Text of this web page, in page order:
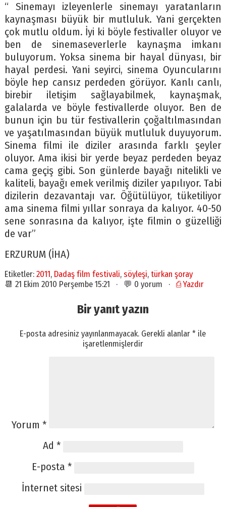
“ Sinemayı izleyenlerle sinemayı yaratanların
kaynaşması büyük bir mutluluk. Yani gerçekten
çok mutlu oldum. İyi ki böyle festivaller oluyor ve
ben de sinemaseverlerle kaynaşma imkanı
buluyorum. Yoksa sinema bir hayal dünyası, bir
hayal perdesi. Yani seyirci, sinema Oyuncularını
böyle hep cansız perdeden görüyor. Kanlı canlı,
birebir iletişim sağlayabilmek, kaynaşmak,
galalarda ve böyle festivallerde oluyor. Ben de
bunun için bu tür festivallerin çoğaltılmasından
ve yaşatılmasından büyük mutluluk duyuyorum.
Sinema filmi ile diziler arasında farklı şeyler
oluyor. Ama ikisi bir yerde beyaz perdeden beyaz
cama geçiş gibi. Son günlerde bayağı nitelikli ve
kaliteli, bayağı emek verilmiş diziler yapılıyor. Tabi
dizilerin dezavantajı var. Öğütülüyor, tüketiliyor
ama sinema filmi yıllar sonraya da kalıyor. 40-50
sene sonrasına da kalıyor, işte filmin o güzelliği
de var”
ERZURUM (İHA)
Etiketler: 2011, Dadaş film festivali, söyleşi, türkan şoray
📆 21 Ekim 2010 Perşembe 15:21 · 💬 0 yorum · ⎙ Yazdır
Bir yanıt yazın
E-posta adresiniz yayınlanmayacak. Gerekli alanlar* ile
işaretlenmişlerdir
Yorum *
Ad *
E-posta *
İnternet sitesi